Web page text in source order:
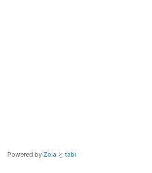
Powered by Zola と tabi